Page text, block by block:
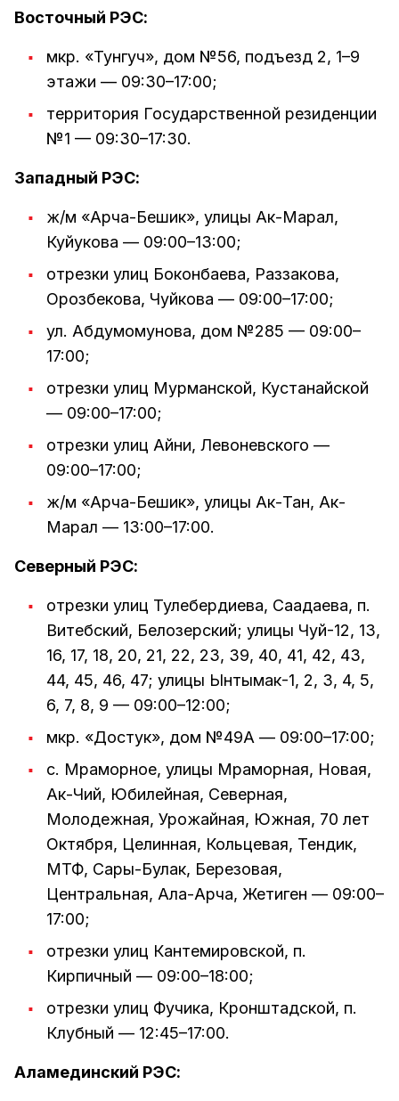
Восточный РЭС:
мкр. «Тунгуч», дом №56, подъезд 2, 1–9
этажи — 09:30–17:00;
территория Государственной резиденции
№1 — 09:30–17:30.
Западный РЭС:
ж/м «Арча-Бешик», улицы Ак-Марал,
Куйукова — 09:00–13:00;
отрезки улиц Боконбаева, Раззакова,
Орозбекова, Чуйкова — 09:00–17:00;
ул. Абдумомунова, дом №285 — 09:00–
17:00;
отрезки улиц Мурманской, Кустанайской
— 09:00–17:00;
отрезки улиц Айни, Левоневского —
09:00–17:00;
ж/м «Арча-Бешик», улицы Ак-Тан, Ак-
Марал — 13:00–17:00.
Северный РЭС:
отрезки улиц Тулебердиева, Саадаева, п.
Витебский, Белозерский; улицы Чуй-12, 13,
16, 17, 18, 20, 21, 22, 23, 39, 40, 41, 42, 43,
44, 45, 46, 47; улицы Ынтымак-1, 2, 3, 4, 5,
6, 7, 8, 9 — 09:00–12:00;
мкр. «Достук», дом №49А — 09:00–17:00;
с. Мраморное, улицы Мраморная, Новая,
Ак-Чий, Юбилейная, Северная,
Молодежная, Урожайная, Южная, 70 лет
Октября, Целинная, Кольцевая, Тендик,
МТФ, Сары-Булак, Березовая,
Центральная, Ала-Арча, Жетиген — 09:00–
17:00;
отрезки улиц Кантемировской, п.
Кирпичный — 09:00–18:00;
отрезки улиц Фучика, Кронштадской, п.
Клубный — 12:45–17:00.
Аламединский РЭС: